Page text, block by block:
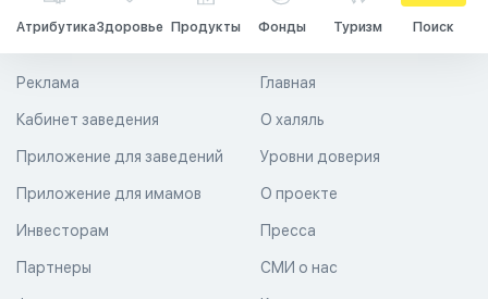
АтрибутикаЗдоровье Продукты Фонды Туризм Поиск
Главная
О халяль
Уровни доверия
Реклама
Кабинет заведения
Приложение для заведений
Приложение для имамов О проекте
Пресса
СМИ о нас
Инвесторам
Партнеры